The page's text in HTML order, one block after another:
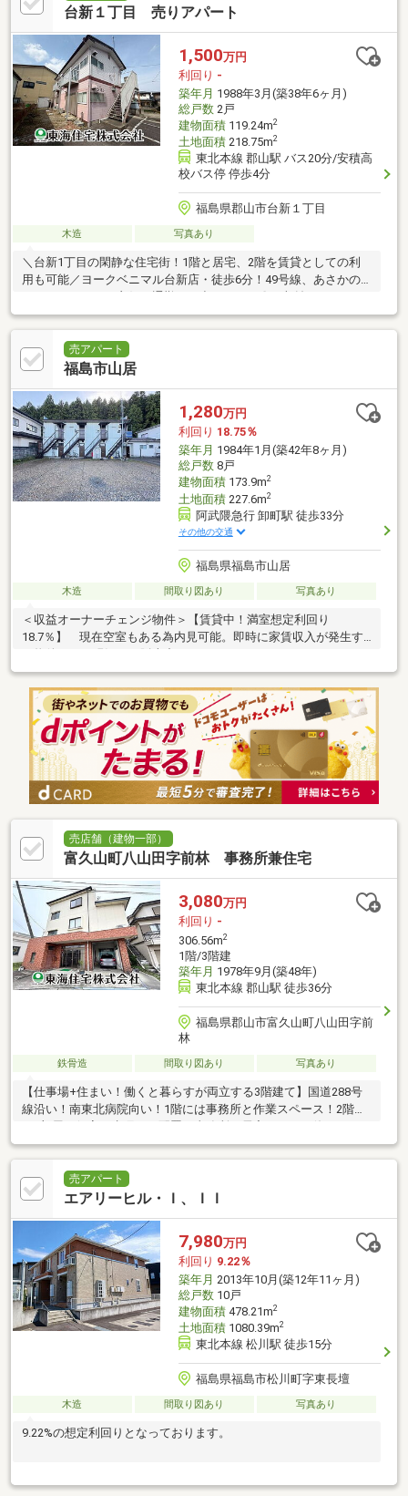
台新１丁目 売りアパート
1,500万円
利回り -
築年月 1988年3月(築38年6ヶ月)
総戸数2戸
建物面積119.24m2
土地面積218.75m2
東北本線 郡山駅 バス20分/安積高
校バス停 停歩4分
福島県郡山市台新１丁目
木造 写真あり
＼台新1丁目の閑静な住宅街！1階と居宅、2階を賃貸としての利
用も可能／ヨークベニマル台新店・徒歩6分！49号線、あさかの
い方にもおすすめです！
売アパート
福島市山居
1,280万円
利回り 18.75％
築年月 1984年1月(築42年8ヶ月)
総戸数8戸
建物面積173.9m2
土地面積227.6m2
阿武隈急行 卸町駅 徒歩33分
その他の交通
福島県福島市山居
木造 間取り図あり 写真あり
＜収益オーナーチェンジ物件＞【賃貸中！満室想定利回り
18.7％】 現在空室もある為内見可能。即時に家賃収入が発生す
売店舗（建物一部）
富久山町八山田字前林 事務所兼住宅
3,080万円
利回り -
306.56m2
1階/3階建
築年月 1978年9月(築48年)
東北本線 郡山駅 徒歩36分
福島県郡山市富久山町八山田字前
林
鉄骨造 間取り図あり 写真あり
【仕事場+住まい！働くと暮らすが両立する3階建て】国道288号
線沿い！南東北病院向い！1階には事務所と作業スペース！2階に
売アパート
エアリーヒル・Ｉ、ＩＩ
7,980万円
利回り 9.22％
築年月 2013年10月(築12年11ヶ月)
総戸数10戸
建物面積478.21m2
土地面積1080.39m2
東北本線 松川駅 徒歩15分
福島県福島市松川町字東長壇
木造 間取り図あり 写真あり
9.22%の想定利回りとなっております。